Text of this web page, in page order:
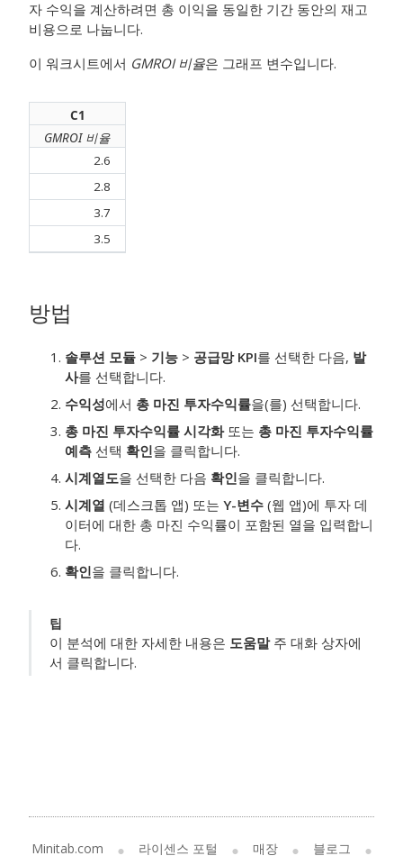
자 수익을 계산하려면 총 이익을 동일한 기간 동안의 재고
비용으로 나눕니다.
이 워크시트에서 GMROI 비율은 그래프 변수입니다.
C1
GMROI 비율
2.6
2.8
3.7
3.5
방법
솔루션 모듈 > 기능 > 공급망 KPI를 선택한 다음, 발
사를 선택합니다.
수익성에서 총 마진 투자수익률을(를) 선택합니다.
총 마진 투자수익률 시각화또는 총 마진 투자수익률
예측 선택 확인을 클릭합니다.
시계열도을 선택한 다음 확인을 클릭합니다.
시계열 (데스크톱 앱) 또는 Y-변수 (웹 앱)에 투자 데
이터에 대한 총 마진 수익률이 포함된 열을 입력합니
다.
확인을 클릭합니다.
팁
이 분석에 대한 자세한 내용은 도움말주 대화 상자에
서 클릭합니다.
Minitab.com 라이센스 포털 매장
블로그